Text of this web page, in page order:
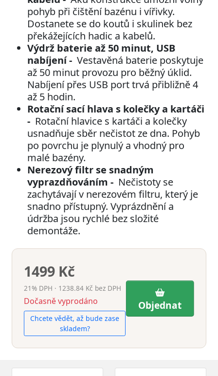
pohyb při čištění bazénu i vířivky.
Dostanete se do koutů i skulinek bez
překážejících hadic a kabelů.
Výdrž baterie až 50 minut, USB
nabíjení - Vestavěná baterie poskytuje
až 50 minut provozu pro běžný úklid.
Nabíjení přes USB port trvá přibližně 4
až 5 hodin.
Rotační sací hlava s kolečky a kartáči
- Rotační hlavice s kartáči a kolečky
usnadňuje sběr nečistot ze dna. Pohyb
po povrchu je plynulý a vhodný pro
malé bazény.
Nerezový filtr se snadným
vyprazdňováním - Nečistoty se
zachytávají v nerezovém filtru, který je
snadno přístupný. Vyprázdnění a
údržba jsou rychlé bez složité
demontáže.
1499 Kč
21% DPH · 1238.84 Kč bez DPH
Dočasně vyprodáno
Chcete vědět, až bude zase
skladem?
Objednat